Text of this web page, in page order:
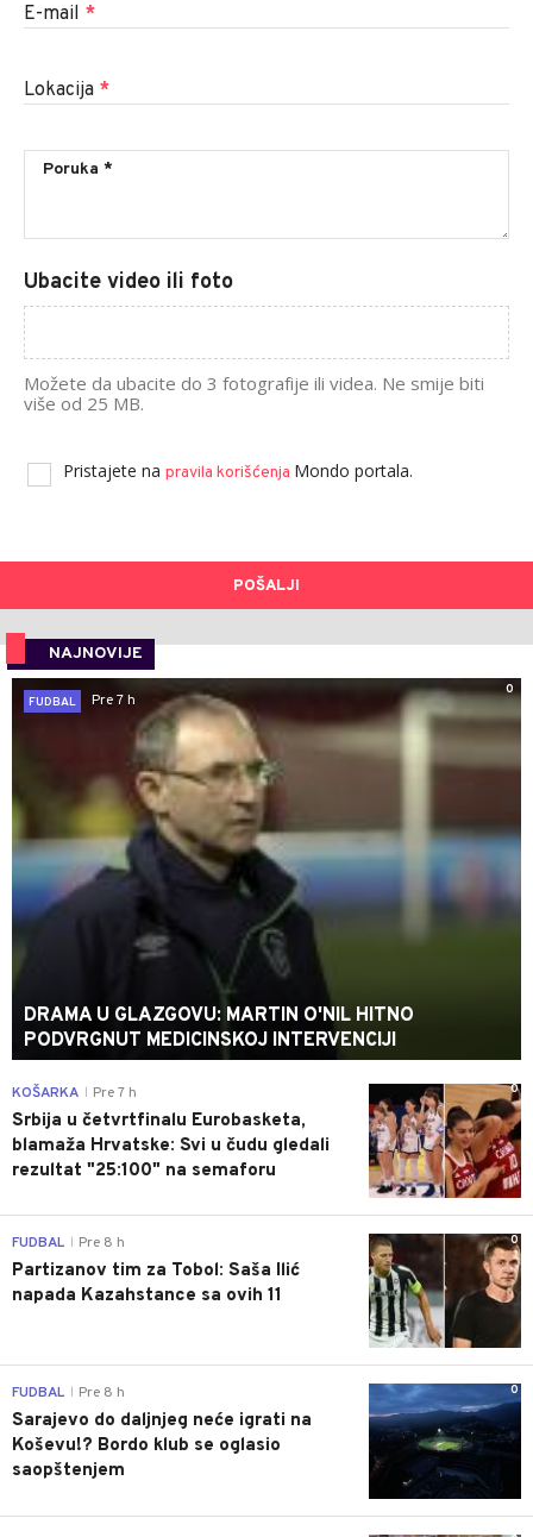
E-mail *
Lokacija *
Ubacite video ili foto
Možete da ubacite do 3 fotografije ili videa. Ne smije biti
više od 25 MB.
Pristajete na pravila korišćenja Mondo portala.
POŠALJI
NAJNOVIJE
0
FUDBAL
Pre 7 h
DRAMA U GLAZGOVU: MARTIN O'NIL HITNO
PODVRGNUT MEDICINSKOJ INTERVENCIJI
0
KOŠARKA Pre 7 h
Srbija u četvrtfinalu Eurobasketa,
blamaža Hrvatske: Svi u čudu gledali
rezultat "25:100" na semaforu
0
FUDBAL Pre 8 h
Partizanov tim za Tobol: Saša Ilić
napada Kazahstance sa ovih 11
0
FUDBAL Pre 8 h
Sarajevo do daljnjeg neće igrati na
Koševu!? Bordo klub se oglasio
saopštenjem